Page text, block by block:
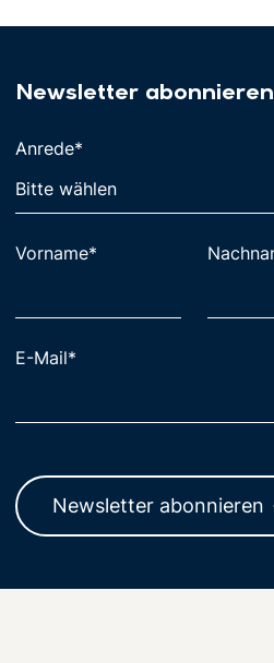
Newsletter abonnieren
Anrede*
Vorname*
E-Mail*
Newsletter abonnieren